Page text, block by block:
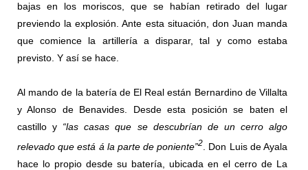
bajas en los moriscos, que se habían retirado del lugar
previendo la explosión. Ante esta situación, don Juan manda
que comience la artillería a disparar, tal y como estaba
previsto. Y así se hace.
Al mando de la batería de El Real están Bernardino de Villalta
y Alonso de Benavides. Desde esta posición se baten el
castillo y “las casas que se descubrían de un cerro algo
relevado que está á la parte de poniente”2
. Don Luis de Ayala
hace lo propio desde su batería, ubicada en el cerro de La